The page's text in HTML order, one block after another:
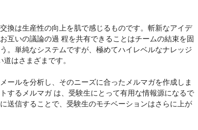
換は生産性の向上を肌で感じるものです。斬新なアイデ
互いの議論の過 程を共有できることはチームの結束を固
。単純なシステムですが、極めてハイレベルなナレッジ
はさまざまです。
ールを分析し、そのニーズに合ったメルマガを作成しま
するメルマガ は、受験生にとって有用な情報源になるで
送信することで、受験生のモチベーションはさらに上が